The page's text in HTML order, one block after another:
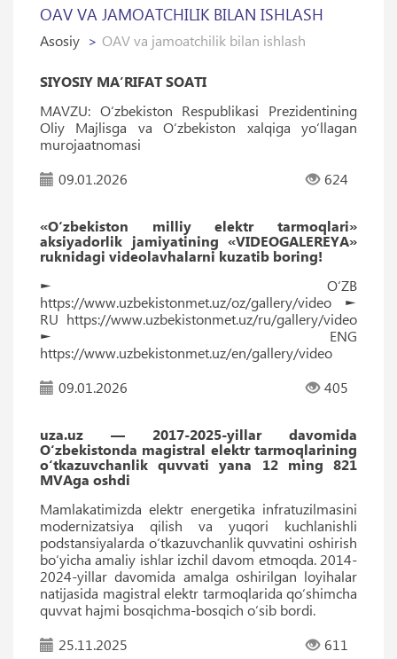
OAV VA JAMOATCHILIK BILAN ISHLASH
Asosiy OAV va jamoatchilik bilan ishlash
SIYOSIY MA’RIFAT SOATI
MAVZU: O‘zbekiston Respublikasi Prezidentining
Oliy Majlisga va O‘zbekiston xalqiga yo‘llagan
murojaatnomasi
09.01.2026
624
«O‘zbekiston milliy elektr tarmoqlari»
aksiyadorlik jamiyatining «VIDEOGALEREYA»
ruknidagi videolavhalarni kuzatib boring!
► O‘ZB
https://www.uzbekistonmet.uz/oz/gallery/video ►
RU https://www.uzbekistonmet.uz/ru/gallery/video
► ENG
https://www.uzbekistonmet.uz/en/gallery/video
09.01.2026
405
uza.uz — 2017-2025-yillar davomida
O‘zbekistonda magistral elektr tarmoqlarining
o‘tkazuvchanlik quvvati yana 12 ming 821
MVAga oshdi
Mamlakatimizda elektr energetika infratuzilmasini
modernizatsiya qilish va yuqori kuchlanishli
podstansiyalarda o‘tkazuvchanlik quvvatini oshirish
bo‘yicha amaliy ishlar izchil davom etmoqda. 2014-
2024-yillar davomida amalga oshirilgan loyihalar
natijasida magistral elektr tarmoqlarida qo‘shimcha
quvvat hajmi bosqichma-bosqich o‘sib bordi.
25.11.2025
611